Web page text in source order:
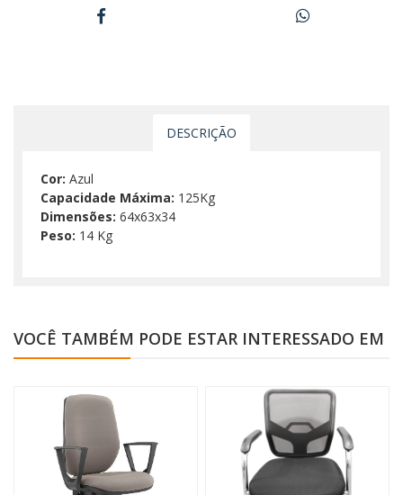
DESCRIÇÃO
Cor: Azul
Capacidade Máxima: 125Kg
Dimensões: 64x63x34
Peso: 14 Kg
VOCÊ TAMBÉM PODE ESTAR INTERESSADO EM